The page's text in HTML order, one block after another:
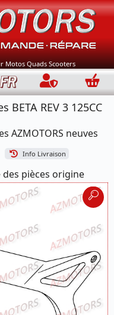
Motos Quads Scooters
Connection
BETA REV 3 125CC
AZMOTORS neuves
Info Livraison
pièces origine